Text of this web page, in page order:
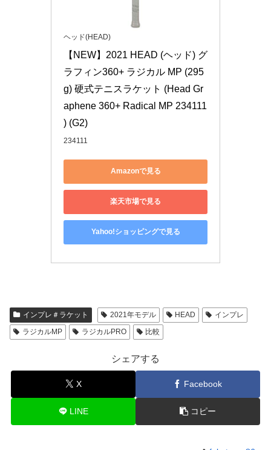
ヘッド(HEAD)
【NEW】2021 HEAD (ヘッド) グ
ラフィン360+ ラジカル MP (295
g) 硬式テニスラケット (Head Gr
aphene 360+ Radical MP 234111
) (G2)
234111
Amazonで見る
楽天市場で見る
Yahoo!ショッピングで見る
インプレ＃ラケット 2021年モデル HEAD
インプレ
ラジカルMP
ラジカルPRO 比較
シェアする
X Facebook
LINE コピー